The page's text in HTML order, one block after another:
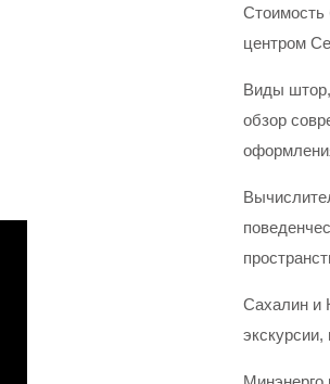
Стоимость
центром
Виды
обзор
Сахалин и
экскурсии,